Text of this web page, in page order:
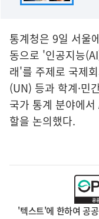
통계청은 9일 서울
동으로 '인공지능
래'를 주제로 국제
(UN) 등과 학계·민
국가 통계 분야에
할을 논의했다.
'텍스트'에 한하여 공